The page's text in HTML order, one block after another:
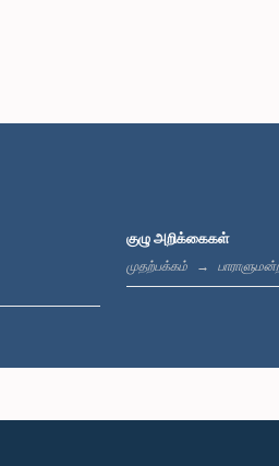
குழு அறிக்கைகள்
முதற்பக்கம்